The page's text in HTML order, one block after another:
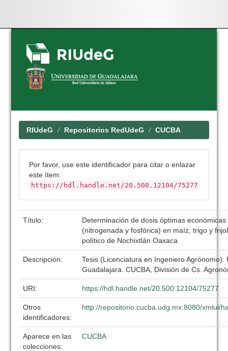
Skip
navigation
RIUdeG Repositorios RedUdeG CUCBA
Por favor, use este identificador para citar o enlazar
este ítem:
https://hdl.handle.net/20.500.12104/75277
Título:
Determinación de dosis óptimas
(nitrogenada y fosfórica) en maíz, trigo y
político de Nochixtlán Oaxaca
Descripción:
Tesis (Licenciatura en Ingeniero Agrónomo).
Guadalajara. CUCBA, División de Cs.
URI: https://hdl.handle.net/20.500.12104/75277
Otros
identificadores:
http://repositorio.cucba.udg.mx:8080/xmlui/
Aparece en las
colecciones:
CUCBA